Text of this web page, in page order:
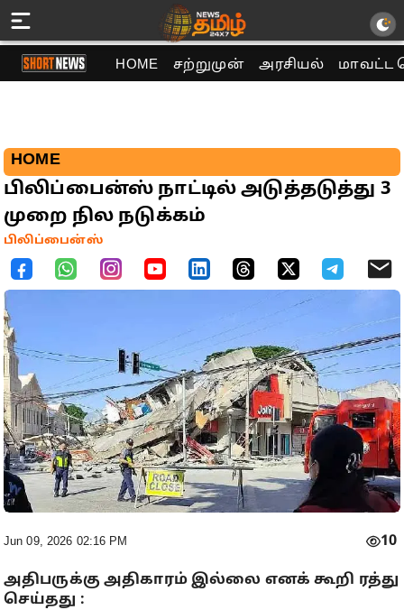
HOME சற்றுமுன் அரசியல் மாவட்ட
HOME
பிலிப்பைன்ஸ் நாட்டில் அடுத்தடுத்து 3
முறை நில நடுக்கம்
பிலிப்பைன்ஸ்
Jun 09, 2026 02:16 PM 10
அதிபருக்கு அதிகாரம் இல்லை எனக் கூறி ரத்து
செய்தது :